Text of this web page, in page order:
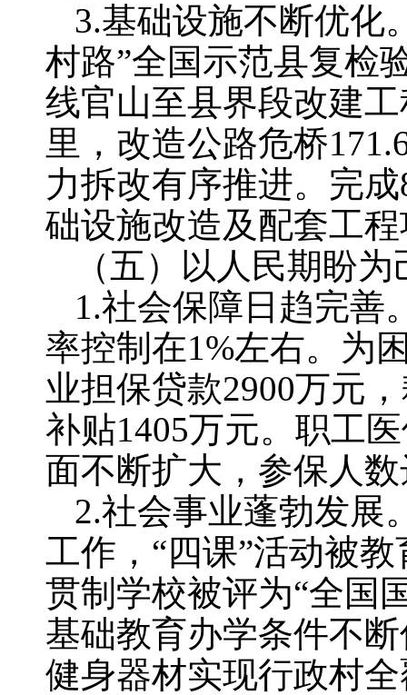
3.基础设施不断优化
村路”全国示范县复检
线官山至县界段改建
里，改造公路危桥
力拆改有序推进。完
础设施改造及配套工
（五）以人民期盼
1.社会保障日趋完善
率控制在1%左右。为
业担保贷款2900万元
补贴1405万元。职工
面不断扩大，参保人
2.社会事业蓬勃发展
工作，“四课”活动被
贯制学校被评为“全国
基础教育办学条件不
健身器材实现行政村